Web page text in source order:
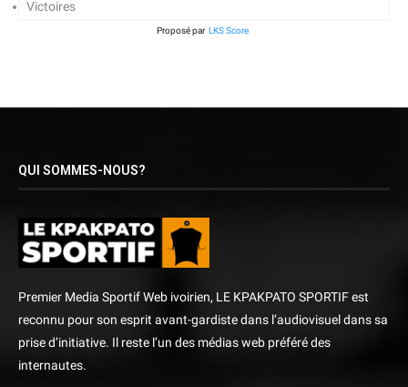
Victoires
Proposé par LKS Score
QUI SOMMES-NOUS?
Premier Media Sportif Web ivoirien, LE KPAKPATO SPORTIF est
reconnu pour son esprit avant-gardiste dans l’audiovisuel dans sa
prise d’initiative. Il reste l’un des médias web préféré des
internautes.